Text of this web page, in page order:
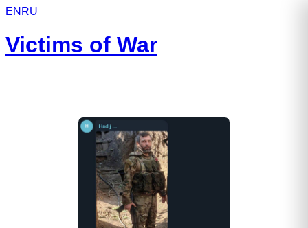
EN RU
Victims of War